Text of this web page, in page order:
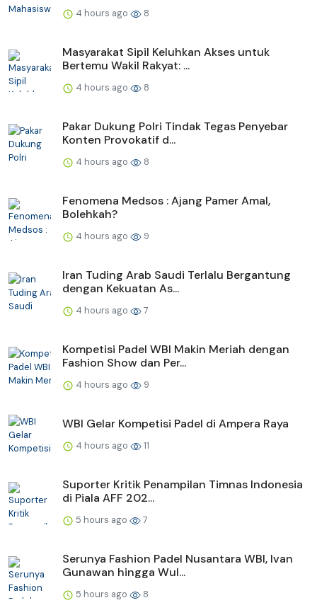
4 hours ago 8
Masyarakat Sipil Keluhkan Akses untuk
Bertemu Wakil Rakyat: ...
4 hours ago 8
Pakar Dukung Polri Tindak Tegas Penyebar
Konten Provokatif d...
4 hours ago 8
Fenomena Medsos : Ajang Pamer Amal,
Bolehkah?
4 hours ago 9
Iran Tuding Arab Saudi Terlalu Bergantung
dengan Kekuatan As...
4 hours ago 7
Kompetisi Padel WBI Makin Meriah dengan
Fashion Show dan Per...
4 hours ago 9
WBI Gelar Kompetisi Padel di Ampera Raya
4 hours ago 11
Suporter Kritik Penampilan Timnas Indonesia
di Piala AFF 202...
5 hours ago 7
Serunya Fashion Padel Nusantara WBI, Ivan
Gunawan hingga Wul...
5 hours ago 8